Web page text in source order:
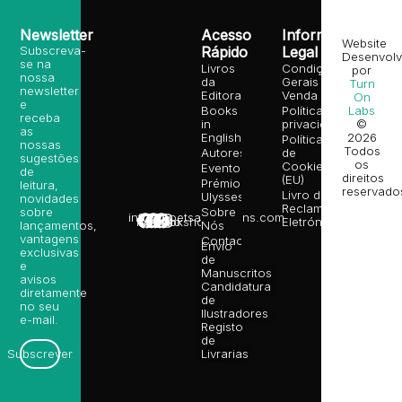
info@poetsandragons.com
Infantil
Adulto
Bookshop
Acesso
Rápido
Livros
da
Editora
Books
in
English
Autores
Eventos
Prémio
Ulysses
Sobre
Nós
Contactos
Envio
de
Manuscritos
Candidatura
de
Ilustradores
Registo
de
Livrarias
Informação
Legal
Condições
Gerais de
Venda
Política de
privacidade
Política
de
Cookies
(EU)
Livro de
Reclamações
Eletrónico
Newsletter
Subscreva-
se na
nossa
newsletter
e
receba
as
nossas
sugestões
de
leitura,
novidades
sobre
lançamentos,
vantagens
exclusivas
e
avisos
diretamente
no seu
e-mail.
Subscrever
Website
por
Turn
On
Labs
©
2026
Todos
os
direitos